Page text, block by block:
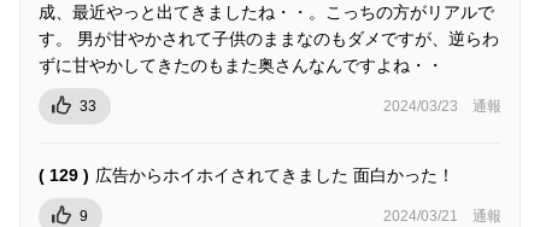
成、最近やっと出てきましたね・・。こっちの方がリアルで
す。 男が甘やかされて子供のままなのもダメですが、逆らわ
ずに甘やかしてきたのもまた奥さんなんですよね・・
33 2024/03/23 通報
( 129 ) 広告からホイホイされてきました 面白かった！
9 2024/03/21 通報